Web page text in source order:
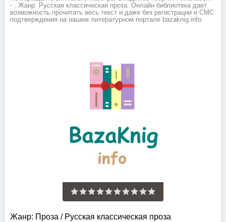
- . Жанр: Русская классическая проза. Онлайн библиотека дает
возможность прочитать весь текст и даже без регистрации и СМС
подтверждения на нашем литературном портале bazaknig.info.
Жанр: Проза / Русская классическая проза